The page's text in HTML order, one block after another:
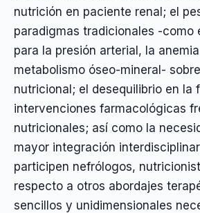
nutrición en paciente renal; el
paradigmas tradicionales -como
para la presión arterial, la
metabolismo óseo-mineral-
nutricional; el desequilibrio en la
intervenciones farmacológicas
nutricionales; así como la
mayor integración
participen nefrólogos,
respecto a otros abordajes
sencillos y unidimensionales